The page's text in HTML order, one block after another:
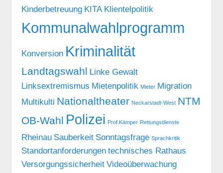
Kinderbetreuung KITA Klientelpolitik
Kommunalwahlprogramm
Konversion Kriminalität
Landtagswahl Linke Gewalt
Linksextremismus Mietenpolitik Mieter Migration
Multikulti Nationaltheater Neckarstadt-West NTM
OB-Wahl Polizei Prof.Kämper Rettungsdienste
Rheinau Sauberkeit Sonntagsfrage Sprachkritik
Standortanforderungen technisches Rathaus
Versorgungssicherheit Videoüberwachung